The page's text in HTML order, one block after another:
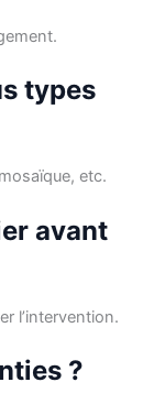
types
etc.
avant
l’intervention.
?